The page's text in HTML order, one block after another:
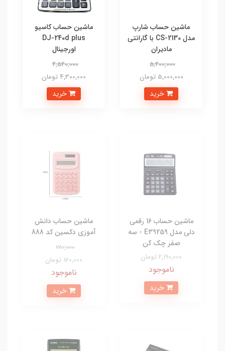
ماشین حساب شارپ
مدل CS-2130 با گارانتی
مادیران
5,400,000
5,000,000 تومان
ماشین حساب کاسیو
DJ-240d plus
اورجینال
4,540,000
4,300,000 تومان
ماشین حساب 16 رقمی
دلی مدل E39259 - سه
صفر چک کن
2,190,000 تومان
ناموجود
ماشین حساب دانش
آموزی دکسین کد 888
170,000
160,000 تومان
ناموجود